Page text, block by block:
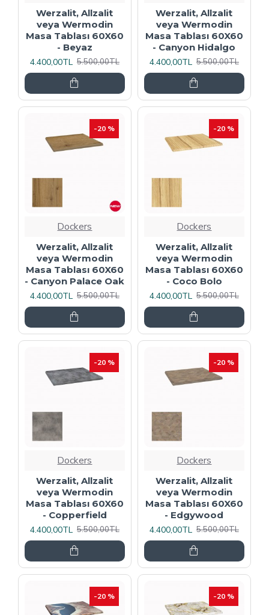
Werzalit, Allzalit
veya Wermodin
Masa Tablası 60X60
- Beyaz
4.400,00TL 5.500,00TL
Werzalit, Allzalit
veya Wermodin
Masa Tablası 60X60
- Canyon Hidalgo
4.400,00TL 5.500,00TL
-20 %
Dockers
Werzalit, Allzalit
veya Wermodin
Masa Tablası 60X60
- Canyon Palace Oak
4.400,00TL 5.500,00TL
-20 %
Dockers
Werzalit, Allzalit
veya Wermodin
Masa Tablası 60X60
- Coco Bolo
4.400,00TL 5.500,00TL
-20 %
Dockers
Werzalit, Allzalit
veya Wermodin
Masa Tablası 60X60
- Copperfield
4.400,00TL 5.500,00TL
-20 %
Dockers
Werzalit, Allzalit
veya Wermodin
Masa Tablası 60X60
- Edgywood
4.400,00TL 5.500,00TL
-20 % -20 %